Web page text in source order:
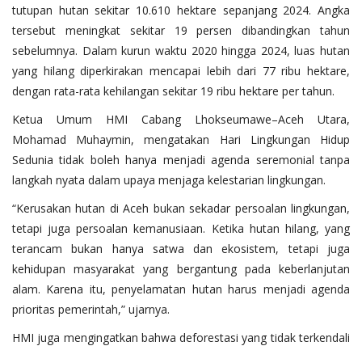
tutupan hutan sekitar 10.610 hektare sepanjang 2024. Angka
tersebut meningkat sekitar 19 persen dibandingkan tahun
sebelumnya. Dalam kurun waktu 2020 hingga 2024, luas hutan
yang hilang diperkirakan mencapai lebih dari 77 ribu hektare,
dengan rata-rata kehilangan sekitar 19 ribu hektare per tahun.
Ketua Umum HMI Cabang Lhokseumawe–Aceh Utara,
Mohamad Muhaymin, mengatakan Hari Lingkungan Hidup
Sedunia tidak boleh hanya menjadi agenda seremonial tanpa
langkah nyata dalam upaya menjaga kelestarian lingkungan.
“Kerusakan hutan di Aceh bukan sekadar persoalan lingkungan,
tetapi juga persoalan kemanusiaan. Ketika hutan hilang, yang
terancam bukan hanya satwa dan ekosistem, tetapi juga
kehidupan masyarakat yang bergantung pada keberlanjutan
alam. Karena itu, penyelamatan hutan harus menjadi agenda
prioritas pemerintah,” ujarnya.
HMI juga mengingatkan bahwa deforestasi yang tidak terkendali